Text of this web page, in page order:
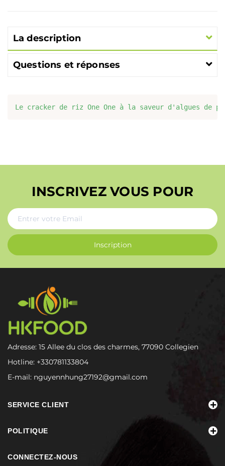
La description
Questions et réponses
INSCRIVEZ VOUS POUR
Inscription
Adresse: 15 Allee du clos des charmes, 77090 Collegien
Hotline: +330781133804
E-mail: nguyennhung27192@gmail.com
SERVICE CLIENT
POLITIQUE
CONNECTEZ-NOUS